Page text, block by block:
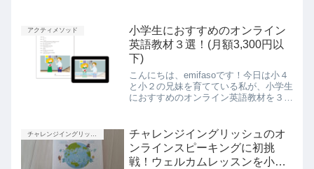
ンジイングリッシュは向いているのか、
という記事です。あ...
アクティメソッド
小学生におすすめのオンライン
英語教材３選！(月額3,300円以
下)
こんにちは、emifasoです！今日は小４
と小２の兄妹を育てている私が、小学生
におすすめのオンライン英語教材を３つ
とWi-Fi環境があればできるオンライン
英語教材月に１...
チャレンジイングリッシュ
チャレンジイングリッシュのオ
ンラインスピーキングに初挑
戦！ウェルカムレッスンを小５